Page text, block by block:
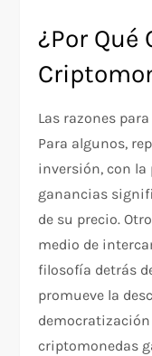
¿Por Qué
Las razones
Para algunos,
inversión, con la
ganancias
de su precio.
medio de
filosofía detrás
promueve la
democratización
criptomonedas